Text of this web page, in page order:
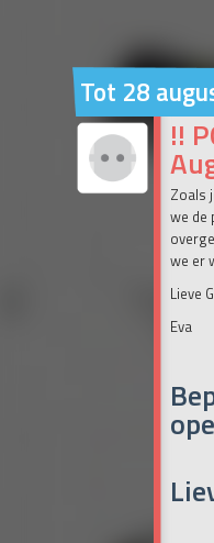
Tot 28
!!
Zoals
we de
we er
Lieve
Eva